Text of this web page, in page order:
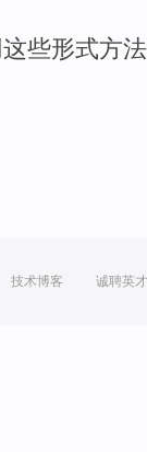
这些形式方法
技术博客 诚聘英才